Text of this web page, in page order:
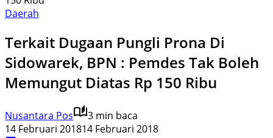
Daerah
Terkait Dugaan Pungli Prona Di
Sidowarek, BPN : Pemdes Tak Boleh
Memungut Diatas Rp 150 Ribu
Nusantara Pos
3 min baca
14 Februari 201814 Februari 2018